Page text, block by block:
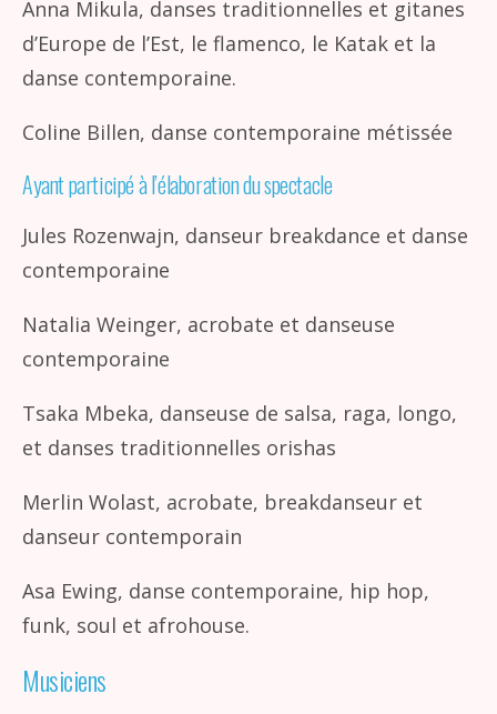
Anna Mikula, danses traditionnelles et gitanes
d’Europe de l’Est, le flamenco, le Katak et la
danse contemporaine.
Coline Billen, danse contemporaine métissée
Ayant participé à l’élaboration du spectacle
Jules Rozenwajn, danseur breakdance et danse
contemporaine
Natalia Weinger, acrobate et danseuse
contemporaine
Tsaka Mbeka, danseuse de salsa, raga, longo,
et danses traditionnelles orishas
Merlin Wolast, acrobate, breakdanseur et
danseur contemporain
Asa Ewing, danse contemporaine, hip hop,
funk, soul et afrohouse.
Musiciens